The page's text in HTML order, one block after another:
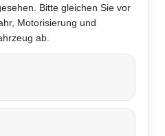
Bitte gleichen Sie vor
Motorisierung und
ab.